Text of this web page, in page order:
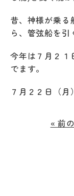
昔、神様が乗る
ら、管弦船を引
今年は７月２１
でます。
７月２２日（月
« 前